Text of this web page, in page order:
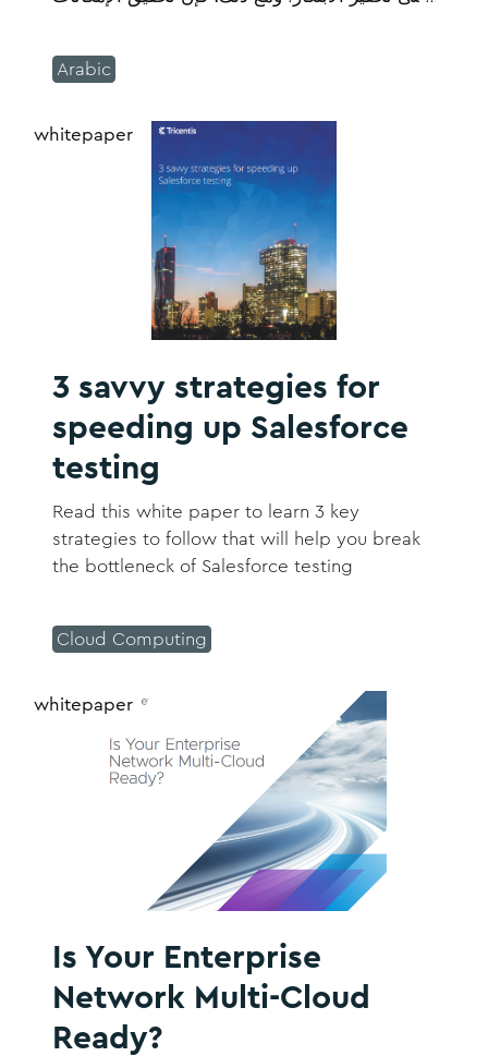
Arabic
whitepaper
3 savvy strategies for
speeding up Salesforce
testing
Read this white paper to learn 3 key
strategies to follow that will help you break
the bottleneck of Salesforce testing
Cloud Computing
whitepaper
Is Your Enterprise
Network Multi-Cloud
Ready?